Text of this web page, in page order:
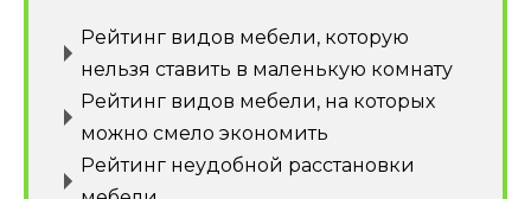
Рейтинг видов мебели, которую
нельзя ставить в маленькую комнату
Рейтинг видов мебели, на которых
можно смело экономить
Рейтинг неудобной расстановки